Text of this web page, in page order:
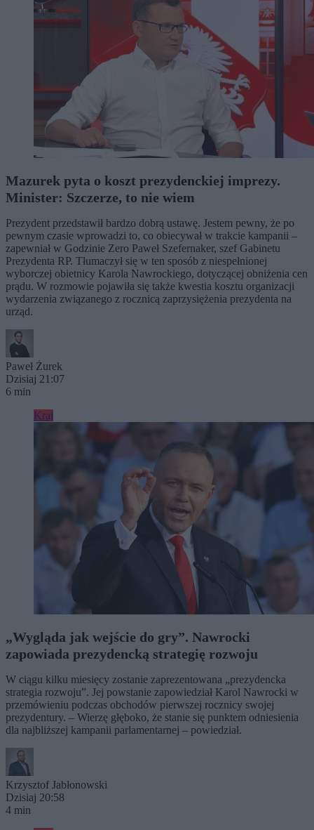
Mazurek pyta o koszt prezydenckiej imprezy.
Minister: Szczerze, to nie wiem
Prezydent przedstawił bardzo dobrą ustawę. Jestem pewny, że po
pewnym czasie wprowadzi to, co obiecywał w trakcie kampanii –
zapewniał w Godzinie Zero Paweł Szefernaker, szef Gabinetu
Prezydenta RP. Tłumaczył się w ten sposób z niespełnionej
wyborczej obietnicy Karola Nawrockiego, dotyczącej obniżenia cen
prądu. W rozmowie pojawiła się także kwestia kosztu organizacji
wydarzenia związanego z rocznicą zaprzysiężenia prezydenta na
urząd.
Paweł Żurek
Dzisiaj 21:07
6 min
Kraj
„Wygląda jak wejście do gry”. Nawrocki
zapowiada prezydencką strategię rozwoju
W ciągu kilku miesięcy zostanie zaprezentowana „prezydencka
strategia rozwoju”. Jej powstanie zapowiedział Karol Nawrocki w
przemówieniu podczas obchodów pierwszej rocznicy swojej
prezydentury. – Wierzę głęboko, że stanie się punktem odniesienia
dla najbliższej kampanii parlamentarnej – powiedział.
Krzysztof Jabłonowski
Dzisiaj 20:58
4 min